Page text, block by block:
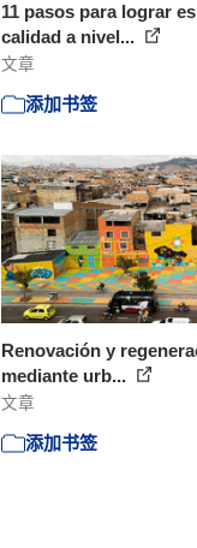
11 pasos para lograr
calidad a nivel...
文章
添加书签
Renovación y
mediante urb...
文章
添加书签